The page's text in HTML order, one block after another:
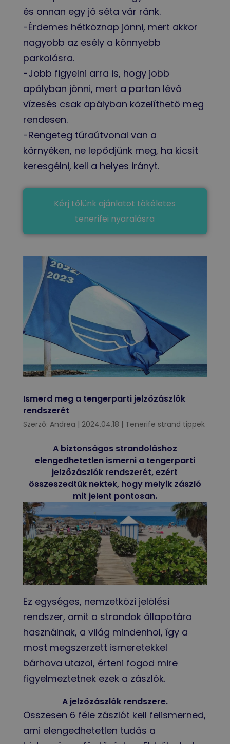
és onnan egy jó séta vár ránk.
-Érdemes hétköznap jönni, mert akkor
nagyobb az esély a könnyebb
parkolásra.
-Jobb figyelni arra is, hogy jobb
apályban jönni, mert a parton lévő
vízesés csak apályban közelíthető meg
rendesen.
-Rengeteg túraútvonal van a
környéken, ne lepődjünk meg, ha kicsit
keresgélni, kell a helyes irányt.
Kérj tőlünk ajánlatot tökéletes
tenerifei nyaralásra
Ismerd meg a tengerparti jelzőzászlók
rendszerét
Szerző: Andrea | 2024.04.18 | Tenerife strand tippek
A biztonságos strandoláshoz
elengedhetetlen ismerni a tengerparti
jelzőzászlók rendszerét, ezért
összeszedtük nektek, hogy melyik zászló
mit jelent pontosan.
Ez egységes, nemzetközi jelölési
rendszer, amit a strandok állapotára
használnak, a világ mindenhol, így a
most megszerzett ismeretekkel
bárhova utazol, érteni fogod mire
figyelmeztetnek ezek a zászlók.
A jelzőzászlók rendszere.
Összesen 6 féle zászlót kell felismerned,
ami elengedhetetlen tudás a